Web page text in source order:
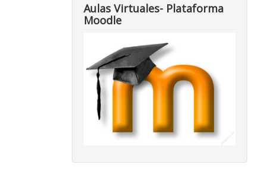
Aulas Virtuales- Plataforma
Moodle